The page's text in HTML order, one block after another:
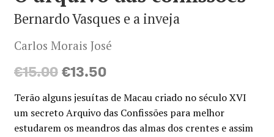
Bernardo Vasques e a inveja
Carlos Morais José
€15.00 O
preço
original
€13.50O
preço
atual
Terão alguns jesuítas de Macau criado no século XVI
um secreto Arquivo das Confissões para melhor
estudarem os meandros das almas dos crentes e assim